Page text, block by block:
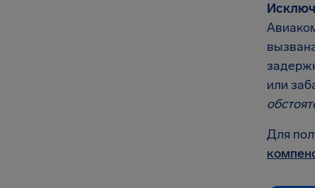
или
Для